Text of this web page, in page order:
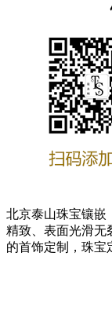
北京泰山珠宝镶嵌
精致、表面光滑无
的首饰定制，珠宝